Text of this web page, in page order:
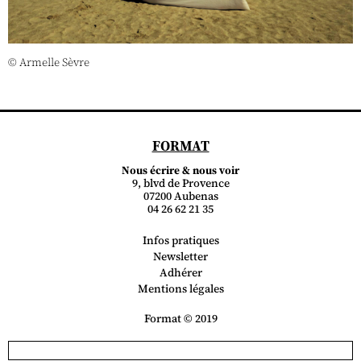
© Armelle Sèvre
FORMAT
Nous écrire & nous voir
9, blvd de Provence
07200 Aubenas
04 26 62 21 35
Infos pratiques
Newsletter
Adhérer
Mentions légales
Format © 2019